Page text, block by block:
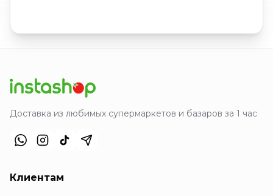
Доставка из любимых супермаркетов и базаров за 1 час
Клиентам